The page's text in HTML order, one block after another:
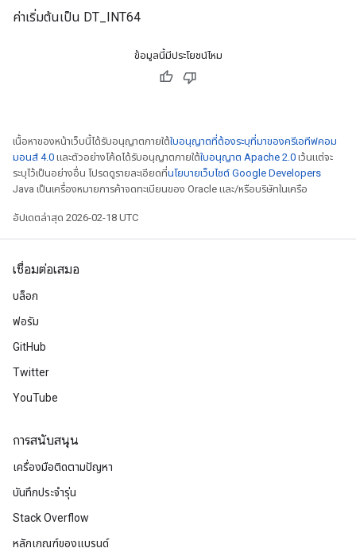
ค่าเริ่มต้นเป็น DT_INT64
ข้อมูลนี้มีประโยชน์ไหม
เนื้อหาของหน้าเว็บนี้ได้รับอนุญาตภายใต้ใบอนุญาตที่ต้องระบุที่มาของครีเอทีฟคอม
มอนส์ 4.0 และตัวอย่างโค้ดได้รับอนุญาตภายใต้ใบอนุญาต Apache 2.0 เว้นแต่จะ
ระบุไว้เป็นอย่างอื่น โปรดดูรายละเอียดที่นโยบายเว็บไซต์ Google Developers
Java เป็นเครื่องหมายการค้าจดทะเบียนของ Oracle และ/หรือบริษัทในเครือ
อัปเดตล่าสุด 2026-02-18 UTC
เชื่อมต่อเสมอ
บล็อก
ฟอรัม
GitHub
Twitter
YouTube
การสนับสนุน
เครื่องมือติดตามปัญหา
บันทึกประจำรุ่น
Stack Overflow
หลักเกณฑ์ของแบรนด์